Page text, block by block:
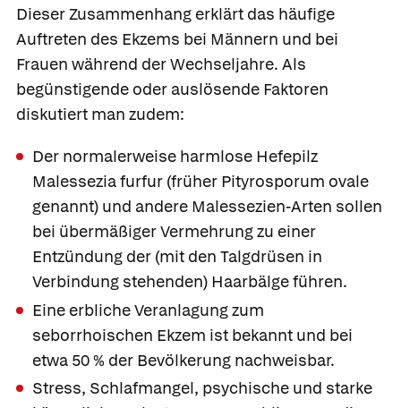
Dieser Zusammenhang erklärt das häufige
Auftreten des Ekzems bei Männern und bei
Frauen während der Wechseljahre. Als
begünstigende oder auslösende Faktoren
diskutiert man zudem:
Der normalerweise harmlose Hefepilz
Malessezia furfur (früher Pityrosporum ovale
genannt) und andere Malessezien-Arten sollen
bei übermäßiger Vermehrung zu einer
Entzündung der (mit den Talgdrüsen in
Verbindung stehenden) Haarbälge führen.
Eine erbliche Veranlagung zum
seborrhoischen Ekzem ist bekannt und bei
etwa 50 % der Bevölkerung nachweisbar.
Stress, Schlafmangel, psychische und starke